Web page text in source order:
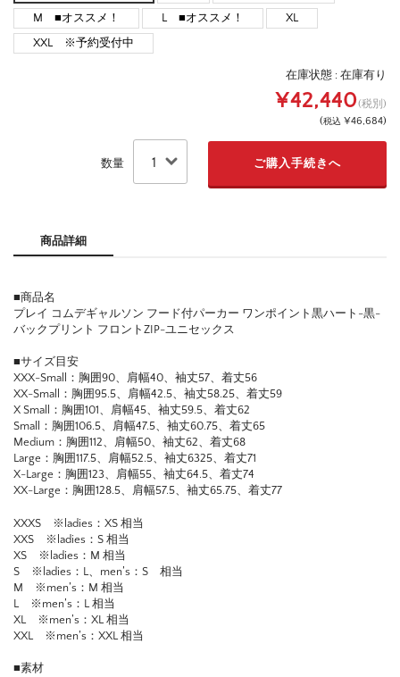
M ■オススメ！
L ■オススメ！
XL
XXL ※予約受付中
在庫状態 : 在庫有り
¥42,440(税別)
(税込 ¥46,684)
数量
商品詳細
■商品名
プレイ コムデギャルソン フード付パーカー ワンポイント黒ハート-黒-
バックプリント フロントZIP-ユニセックス
■サイズ目安
XXX-Small：胸囲90、肩幅40、袖丈57、着丈56
XX-Small：胸囲95.5、肩幅42.5、袖丈58.25、着丈59
X Small：胸囲101、肩幅45、袖丈59.5、着丈62
Small：胸囲106.5、肩幅47.5、袖丈60.75、着丈65
Medium：胸囲112、肩幅50、袖丈62、着丈68
Large：胸囲117.5、肩幅52.5、袖丈6325、着丈71
X-Large：胸囲123、肩幅55、袖丈64.5、着丈74
XX-Large：胸囲128.5、肩幅57.5、袖丈65.75、着丈77
XXXS ※ladies：XS 相当
XXS ※ladies：S 相当
XS ※ladies：M 相当
S ※ladies：L、men’s：S 相当
M ※men’s：M 相当
L ※men’s：L 相当
XL ※men’s：XL 相当
XXL ※men’s：XXL 相当
■素材